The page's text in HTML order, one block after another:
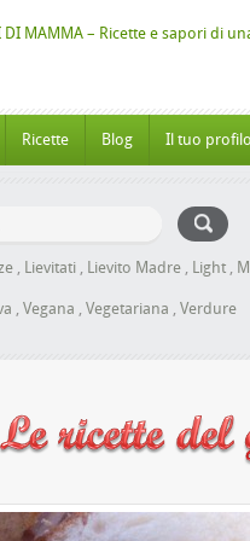
Ricette Blog Il tuo profilo
, Lievitati , Lievito Madre , Light ,
, Vegana , Vegetariana , Verdure